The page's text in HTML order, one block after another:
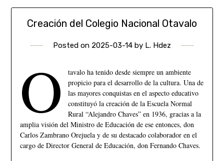
Creación del Colegio Nacional Otavalo
Posted on 2025-03-14 by L. Hdez
O
tavalo ha tenido desde siempre un ambiente
propicio para el desarrollo de la cultura. Una de
las mayores conquistas en el aspecto educativo
constituyó la creación de la Escuela Normal
Rural “Alejandro Chaves” en 1936, gracias a la
amplia visión del Ministro de Educación de ese entonces, don
Carlos Zambrano Orejuela y de su destacado colaborador en el
cargo de Director General de Educación, don Fernando Chaves.